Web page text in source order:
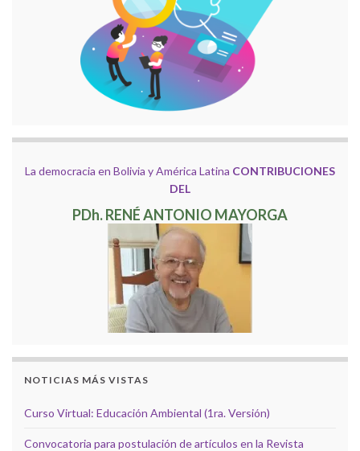
La democracia en Bolivia y América Latina CONTRIBUCIONES
DEL
PDh. RENÉ ANTONIO MAYORGA
NOTICIAS MÁS VISTAS
Curso Virtual: Educación Ambiental (1ra. Versión)
Convocatoria para postulación de artículos en la Revista